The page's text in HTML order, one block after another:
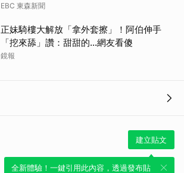
EBC 東森新聞
正妹騎樓大解放「拿外套擦」！阿伯伸手
「挖來舔」讚：甜甜的...網友看傻
鏡報
建立貼文
全新體驗！一鍵引用此內容，透過發布貼